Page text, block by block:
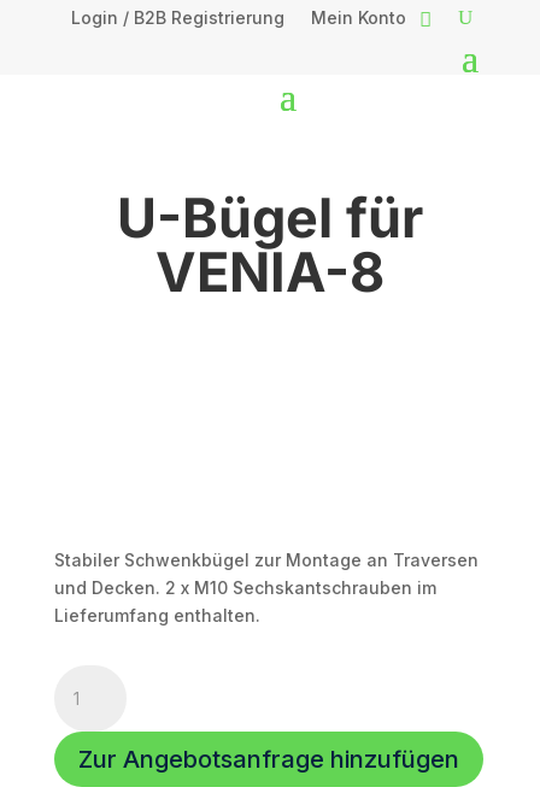
Login / B2B Registrierung Mein Konto
U-Bügel für
VENIA-8
Stabiler Schwenkbügel zur Montage an Traversen
und Decken. 2 x M10 Sechskantschrauben im
Lieferumfang enthalten.
Bügel
für
VENIA-
Zur Angebotsanfrage hinzufügen